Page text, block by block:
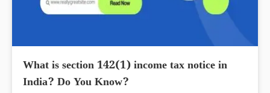
What is section 142(1) income tax notice in
India? Do You Know?